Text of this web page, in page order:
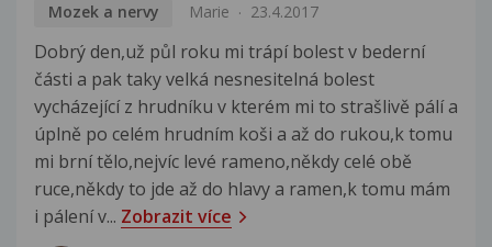
Mozek a nervy Marie 23.4.2017
Dobrý den,už půl roku mi trápí bolest v bederní
části a pak taky velká nesnesitelná bolest
vycházející z hrudníku v kterém mi to strašlivě pálí a
úplně po celém hrudním koši a až do rukou,k tomu
mi brní tělo,nejvíc levé rameno,někdy celé obě
ruce,někdy to jde až do hlavy a ramen,k tomu mám
i pálení v... Zobrazit více